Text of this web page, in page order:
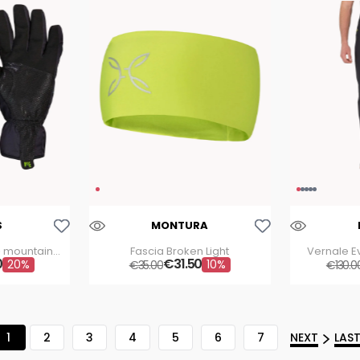
mountain
20%
MONTURA
Fascia Broken Light
€35.00€31.50 10%
Vernale
€130.
1 2 3 4 5 6 7 NEXT LAST